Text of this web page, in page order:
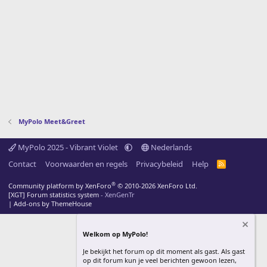
MyPolo Meet&Greet
MyPolo 2025 - Vibrant Violet
Nederlands
Contact
Voorwaarden en regels Privacybeleid Help
R
Community platform by XenForo® © 2010-2026 XenForo Ltd.
[XGT] Forum statistics system - XenGenTr
| Add-ons by ThemeHouse
Welkom op MyPolo!
Je bekijkt het forum op dit moment als gast. Als gast
op dit forum kun je veel berichten gewoon lezen,